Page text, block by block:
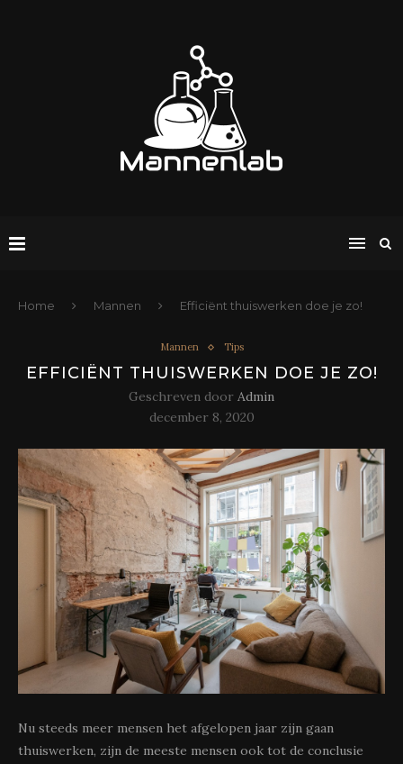
Home Mannen Efficiënt thuiswerken doe je zo!
Mannen Tips
EFFICIËNT THUISWERKEN DOE JE ZO!
Geschreven door Admin
december 8, 2020
Nu steeds meer mensen het afgelopen jaar zijn gaan
thuiswerken, zijn de meeste mensen ook tot de conclusie